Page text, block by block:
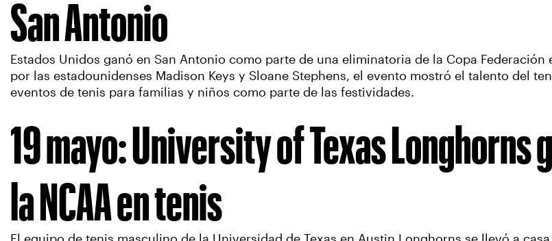
San Antonio
Estados Unidos ganó en San Antonio como parte de una eliminatoria de la Copa Federación
por las estadounidenses Madison Keys y Sloane Stephens, el evento mostró el talento del
eventos de tenis para familias y niños como parte de las festividades.
19 mayo: University of Texas Longhorns
la NCAA en tenis